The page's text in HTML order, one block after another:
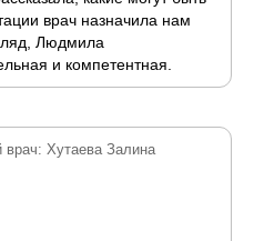
врач назначила нам
Людмила
и компетентная.
Хутаева Залина